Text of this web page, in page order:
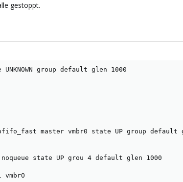
gestoppt.
UNKNOWN group default glen 1000
pfifo_fast master vmbr0 state UP group default
noqueue state UP grou 4 default glen 1000
vmbrO